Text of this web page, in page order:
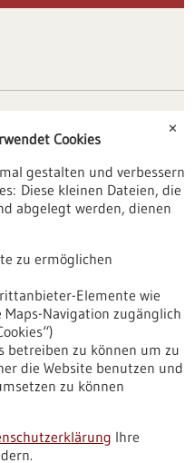
zurücksetzen
anzeigen
✕
Cookies
gestalten und verbessern
Diese kleinen Dateien, die
abgelegt werden, dienen
zu ermöglichen
Elemente wie
Maps-Navigation zugänglich
betreiben zu können um zu
die Website benutzen und
zu können
Ihre